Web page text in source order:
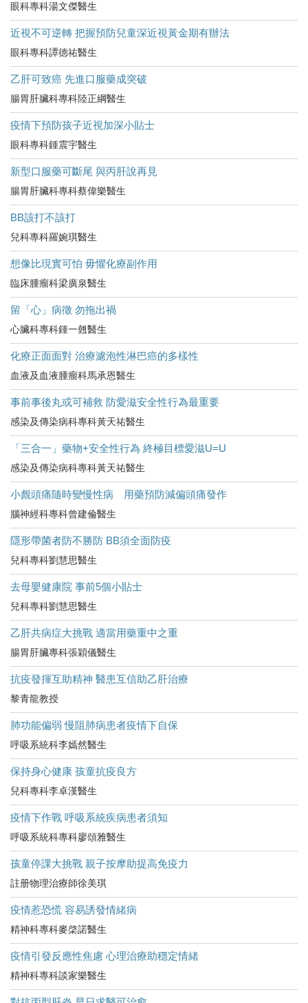
眼科專科湯文傑醫生
近視不可逆轉 把握預防兒童深近視黃金期有辦法
眼科專科譚德祐醫生
乙肝可致癌 先進口服藥成突破
腸胃肝臟科專科陸正綱醫生
疫情下預防孩子近視加深小貼士
眼科專科鍾震宇醫生
新型口服藥可斷尾 與丙肝說再見
腸胃肝臟科專科蔡偉樂醫生
BB該打不該打
兒科專科羅婉琪醫生
想像比現實可怕 毋懼化療副作用
臨床腫瘤科梁廣泉醫生
留「心」病徵 勿拖出禍
心臟科專科鍾一翹醫生
化療正面面對 治療濾泡性淋巴癌的多樣性
血液及血液腫瘤科馬承恩醫生
事前事後丸或可補救 防愛滋安全性行為最重要
感染及傳染病科專科黃天祐醫生
「三合一」藥物+安全性行為 終極目標愛滋U=U
感染及傳染病科專科黃天祐醫生
小覤頭痛隨時變慢性病 用藥預防減偏頭痛發作
腦神經科專科曾建倫醫生
隱形帶菌者防不勝防 BB須全面防疫
兒科專科劉慧思醫生
去母嬰健康院 事前5個小貼士
兒科專科劉慧思醫生
乙肝共病症大挑戰 適當用藥重中之重
腸胃肝臟專科張穎儀醫生
抗疫發揮互助精神 醫患互信助乙肝治療
黎青龍教授
肺功能偏弱 慢阻肺病患者疫情下自保
呼吸系統科李嫣然醫生
保持身心健康 孩童抗疫良方
兒科專科李卓漢醫生
疫情下作戰 呼吸系統疾病患者須知
呼吸系統科專科廖頌雅醫生
孩童停課大挑戰 親子按摩助提高免疫力
註册物理治療師徐美琪
疫情惹恐慌 容易誘發情緒病
精神科專科麥棨諾醫生
疫情引發反應性焦慮 心理治療助穩定情緒
精神科專科談家樂醫生